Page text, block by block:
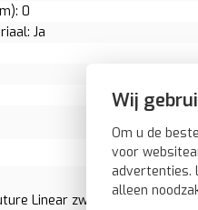
Wij
Om u de
voor
advertenties.
alleen
0
Ja
Linear zwart mat (1701-